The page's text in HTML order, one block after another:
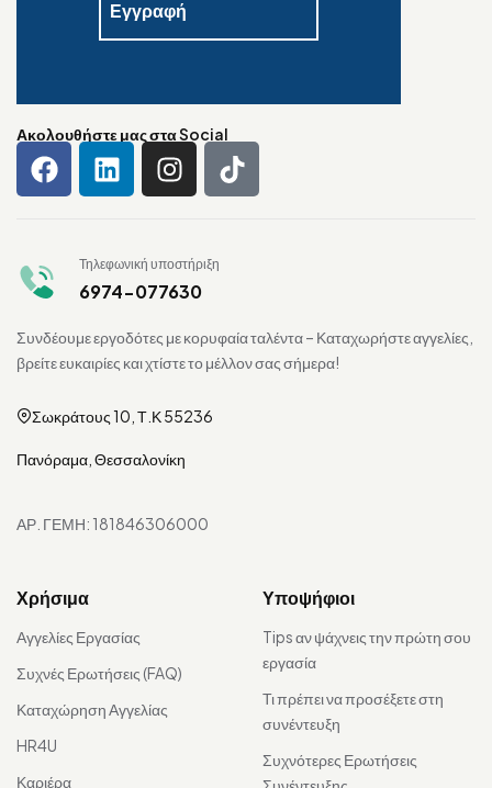
Ακολουθήστε μας στα Social
Τηλεφωνική υποστήριξη
6974-077630
Συνδέουμε εργοδότες με κορυφαία ταλέντα – Καταχωρήστε αγγελίες,
βρείτε ευκαιρίες και χτίστε το μέλλον σας σήμερα!
Σωκράτους 10, Τ.Κ 55236
Πανόραμα, Θεσσαλονίκη
ΑΡ. ΓΕΜΗ: 181846306000
Χρήσιμα
Αγγελίες Εργασίας
Συχνές Ερωτήσεις (FAQ)
Καταχώρηση Αγγελίας
HR4U
Καριέρα
Υποψήφιοι
Tips αν ψάχνεις την πρώτη σου
εργασία
Τι πρέπει να προσέξετε στη
συνέντευξη
Συχνότερες Ερωτήσεις